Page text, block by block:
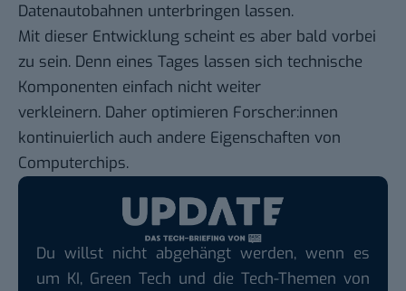
Datenautobahnen unterbringen lassen.
Mit dieser Entwicklung scheint es aber bald vorbei
zu sein. Denn eines Tages lassen sich technische
Komponenten einfach nicht weiter
verkleinern. Daher optimieren Forscher:innen
kontinuierlich auch andere Eigenschaften von
Computerchips.
Du willst nicht abgehängt werden, wenn es
um KI, Green Tech und die Tech-Themen von